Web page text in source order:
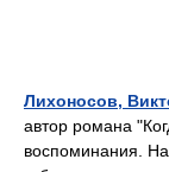
Лихоносов,
автор романа
воспоминания.